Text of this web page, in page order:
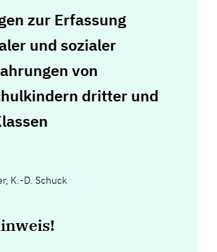
zur Erfassung
und sozialer
von
dritter und
, K.-D. Schuck